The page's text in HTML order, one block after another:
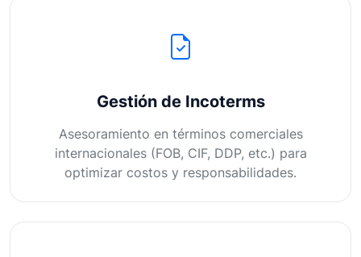
Gestión de Incoterms
Asesoramiento en términos comerciales
internacionales (FOB, CIF, DDP, etc.) para
optimizar costos y responsabilidades.